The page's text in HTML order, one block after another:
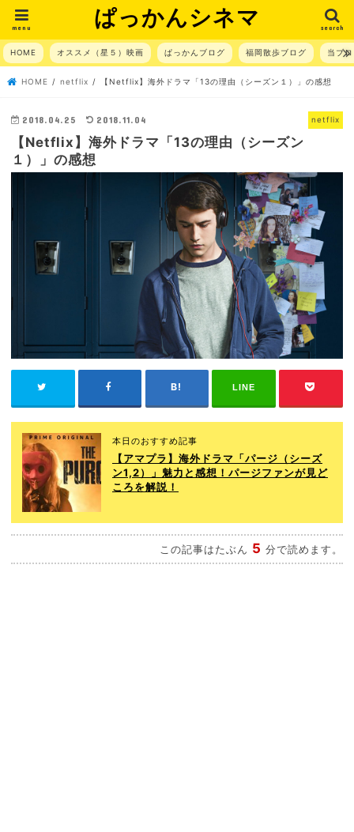
ぱっかんシネマ search
menu
HOME オススメ（星５）映画 ぱっかんブログ 福岡散歩ブログ 当ブ
HOME netflix 【Netflix】海外ドラマ「13の理由（シーズン１）」の感想
netflix
2018.04.25 2018.11.04
【Netflix】海外ドラマ「13の理由（シーズン
１）」の感想
LINE
本日のおすすめ記事
【アマプラ】海外ドラマ「パージ（シーズ
ン1,2）」魅力と感想！パージファンが見ど
ころを解説！
この記事はたぶん 5 分で読めます。